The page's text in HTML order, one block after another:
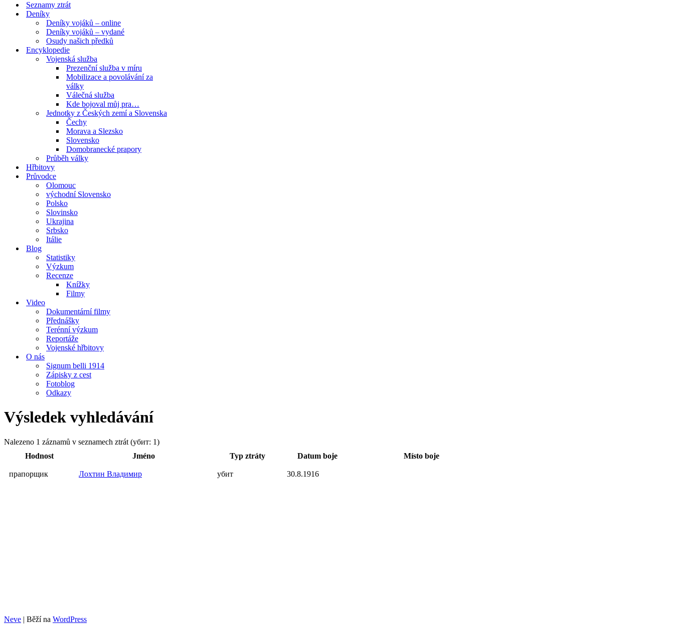
Seznamy ztrát
Deníky
Deníky vojáků – online
Deníky vojáků – vydané
Osudy našich předků
Encyklopedie
Vojenská služba
Prezenční služba v míru
Mobilizace a povolávání za
války
Válečná služba
Kde bojoval můj pra…
Jednotky z Českých zemí a Slovenska
Čechy
Morava a Slezsko
Slovensko
Domobranecké prapory
Průběh války
Hřbitovy
Průvodce
Olomouc
východní Slovensko
Polsko
Slovinsko
Ukrajina
Srbsko
Itálie
Blog
Statistiky
Výzkum
Recenze
Knížky
Filmy
Video
Dokumentární filmy
Přednášky
Terénní výzkum
Reportáže
Vojenské hřbitovy
O nás
Signum belli 1914
Zápisky z cest
Fotoblog
Odkazy
Výsledek vyhledávání
Nalezeno 1 záznamů v seznamech ztrát (убит: 1)
Hodnost
Jméno Typ ztráty Datum boje Místo boje
прапорщик Лохтин Владимир убит 30.8.1916
Neve | Běží na WordPress